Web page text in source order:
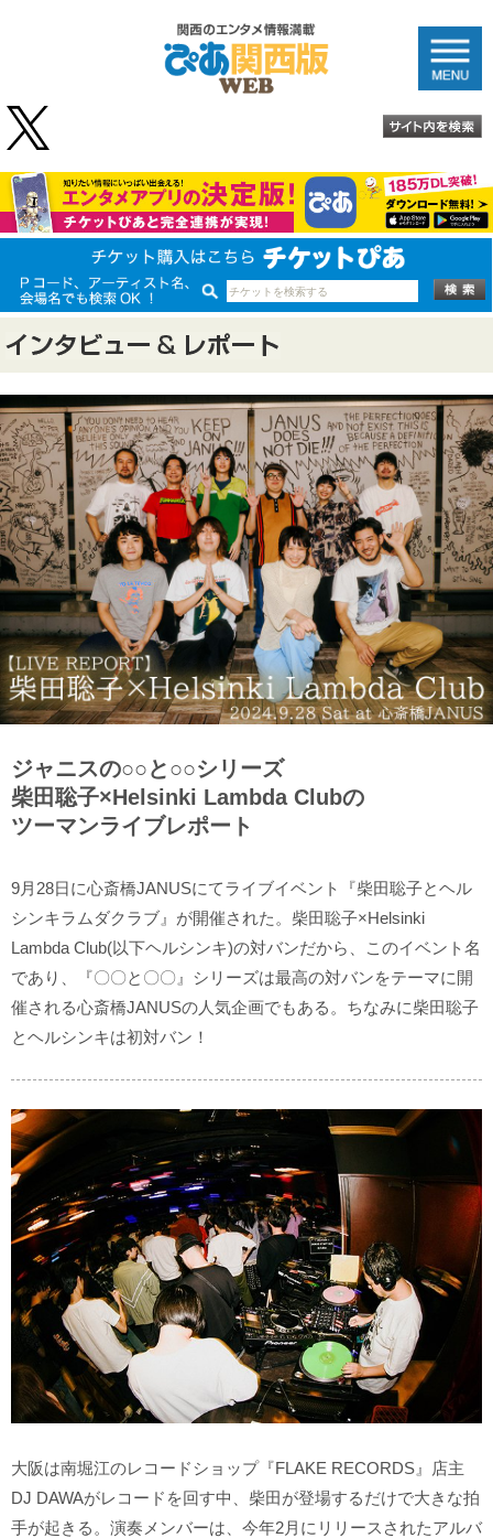
ジャニスの○○と○○シリーズ
柴田聡子×Helsinki Lambda Clubの
ツーマンライブレポート
9月28日に心斎橋JANUSにてライブイベント『柴田聡子とヘル
シンキラムダクラブ』が開催された。柴田聡子×Helsinki
Lambda Club(以下ヘルシンキ)の対バンだから、このイベント名
であり、『〇〇と〇〇』シリーズは最高の対バンをテーマに開
催される心斎橋JANUSの人気企画でもある。ちなみに柴田聡子
とヘルシンキは初対バン！
大阪は南堀江のレコードショップ『FLAKE RECORDS』店主
DJ DAWAがレコードを回す中、柴田が登場するだけで大きな拍
手が起きる。演奏メンバーは、今年2月にリリースされたアルバ